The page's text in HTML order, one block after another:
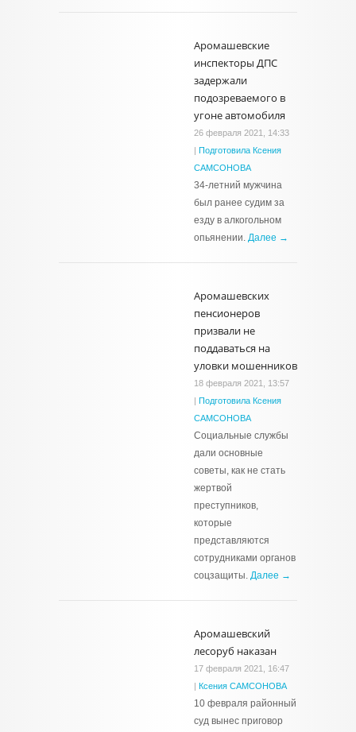
Аромашевские
инспекторы ДПС
задержали
подозреваемого в
угоне автомобиля
26 февраля 2021, 14:33
| Подготовила Ксения
САМСОНОВА
34-летний мужчина
был ранее судим за
езду в алкогольном
опьянении. Далее →
Аромашевских
пенсионеров
призвали не
поддаваться на
уловки мошенников
18 февраля 2021, 13:57
| Подготовила Ксения
САМСОНОВА
Социальные службы
дали основные
советы, как не стать
жертвой
преступников,
которые
представляются
сотрудниками органов
соцзащиты. Далее →
Аромашевский
лесоруб наказан
17 февраля 2021, 16:47
| Ксения САМСОНОВА
10 февраля районный
суд вынес приговор